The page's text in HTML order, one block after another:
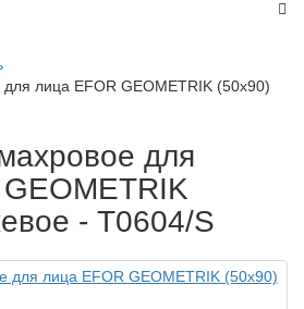
лица EFOR GEOMETRIK (50х90)
для
- T0604/S